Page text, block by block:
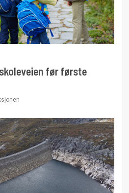
skoleveien før første